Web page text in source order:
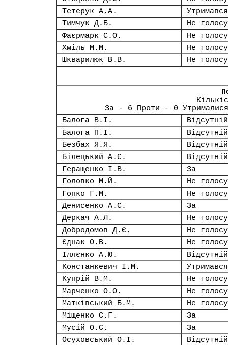
Тетерук А.А.
Утримався
Тимчук Д.Б.
Не
Фаєрмарк С.О.
Не
Хміль М.М.
Не
Шкварилюк В.В.
Не
За - 6 Проти - 0
Балога В.І.
Відсутній
Балога П.І.
Відсутній
Безбах Я.Я.
Відсутній
Білецький А.Є.
Відсутній
Геращенко І.В.
За
Головко М.Й.
Не
Гопко Г.М.
Не
Денисенко А.С.
За
Деркач А.Л.
Не
Добродомов Д.Є.
Не
Єднак О.В.
Не
Іллєнко А.Ю.
Відсутній
Констанкевич І.М.
Утримався
Купрій В.М.
Не
Марченко О.О.
Не
Матківський Б.М.
Не
Міщенко С.Г.
За
Мусій О.С.
За
Осуховський О.І.
Відсутній